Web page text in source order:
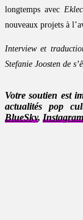
longtemps avec
nouveaux projets à
Interview et
Stefanie Joosten de
Votre soutien est
actualités pop
BlueSky, Instagram